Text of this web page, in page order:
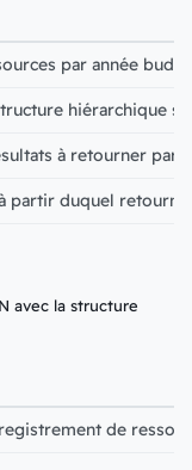
par année
hiérarchique si
à retourner par
partir duquel
avec la structure
de